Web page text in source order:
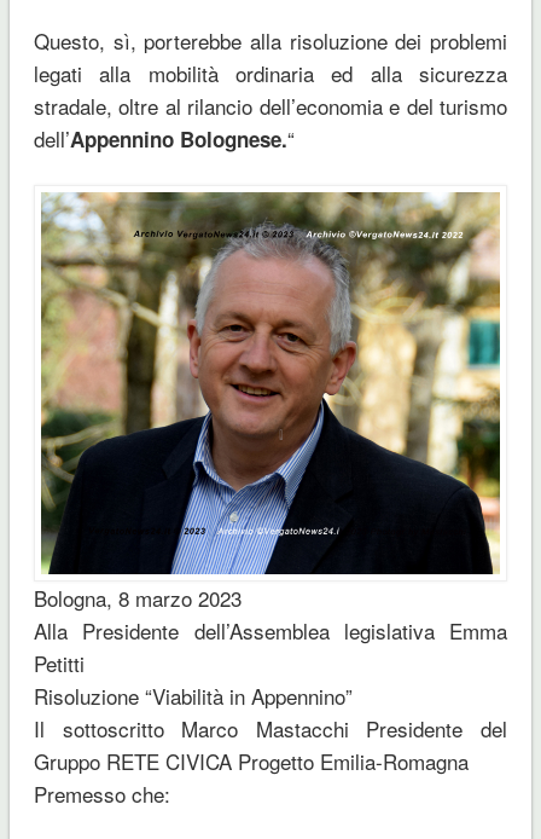
Questo, sì, porterebbe alla risoluzione dei problemi
legati alla mobilità ordinaria ed alla sicurezza
stradale, oltre al rilancio dell’economia e del turismo
dell’Appennino Bolognese.“
Bologna, 8 marzo 2023
Alla Presidente dell’Assemblea legislativa Emma
Petitti
Risoluzione “Viabilità in Appennino”
Il sottoscritto Marco Mastacchi Presidente del
Gruppo RETE CIVICA Progetto Emilia-Romagna
Premesso che: